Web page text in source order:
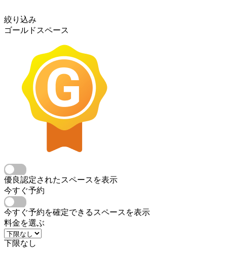
絞り込み
ゴールドスペース
優良認定されたスペースを表示
今すぐ予約
今すぐ予約を確定できるスペースを表示
料金を選ぶ
下限なし